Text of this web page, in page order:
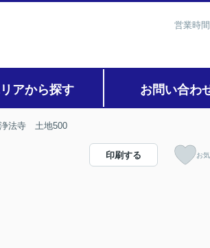
営業時
アから探す お問い合わ
法寺 土地500
印刷する お